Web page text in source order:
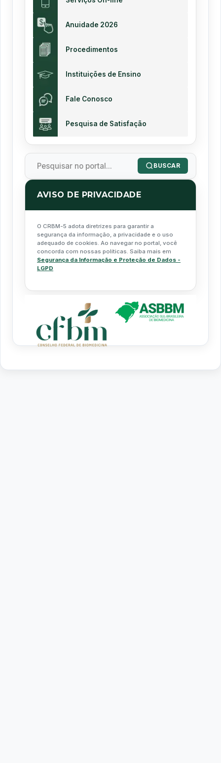
Anuidade 2026
Procedimentos
Instituições de Ensino
Fale Conosco
Pesquisa de Satisfação
BUSCAR
AVISO DE PRIVACIDADE
O CRBM-5 adota diretrizes para garantir a
segurança da informação, a privacidade e o uso
adequado de cookies. Ao navegar no portal, você
concorda com nossas políticas. Saiba mais em
Segurança da Informação e Proteção de Dados -
LGPD